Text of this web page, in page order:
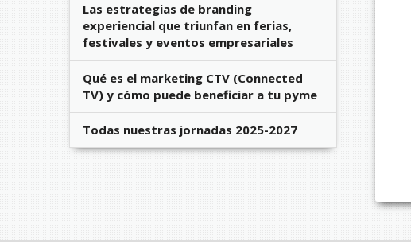
Las estrategias de branding
experiencial que triunfan en ferias,
festivales y eventos empresariales
Qué es el marketing CTV (Connected
TV) y cómo puede beneficiar a tu pyme
Todas nuestras jornadas 2025-2027